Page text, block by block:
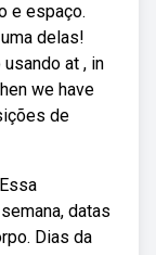
e espaço.
delas!
at , in
we have
de
datas
Dias da